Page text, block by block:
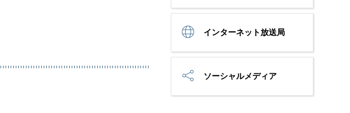
インターネット放送局
ソーシャルメディア